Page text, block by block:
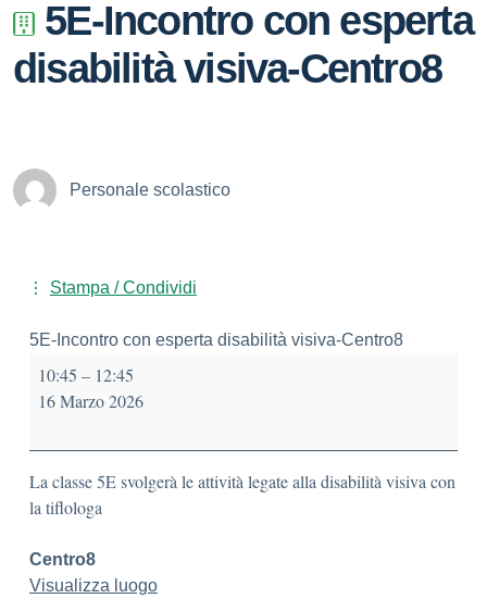
5E-Incontro con esperta
disabilità visiva-Centro8
Personale scolastico
Stampa / Condividi
5E-Incontro con esperta disabilità visiva-Centro8
10:45 – 12:45
16 Marzo 2026
La classe 5E svolgerà le attività legate alla disabilità visiva con
la tiflologa
Centro8
Visualizza luogo